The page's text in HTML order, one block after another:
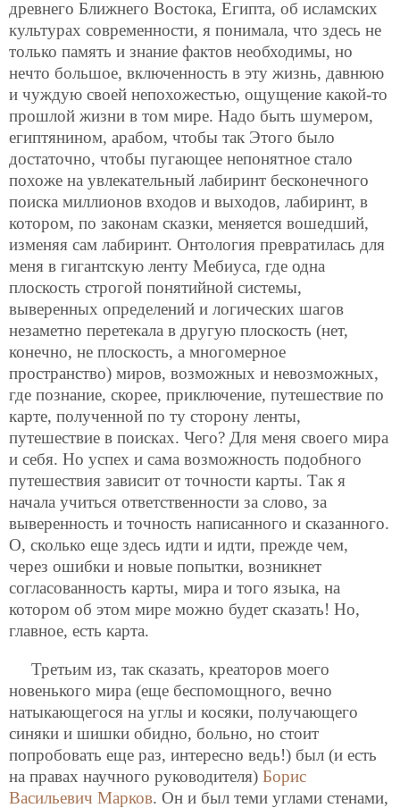
древнего Ближнего Востока, Египта, об исламских
культурах современности, я понимала, что здесь не
только память и знание фактов необходимы, но
нечто большое, включенность в эту жизнь, давнюю
и чуждую своей непохожестью, ощущение какой-то
прошлой жизни в том мире. Надо быть шумером,
египтянином, арабом, чтобы так Этого было
достаточно, чтобы пугающее непонятное стало
похоже на увлекательный лабиринт бесконечного
поиска миллионов входов и выходов, лабиринт, в
котором, по законам сказки, меняется вошедший,
изменяя сам лабиринт. Онтология превратилась для
меня в гигантскую ленту Мебиуса, где одна
плоскость строгой понятийной системы,
выверенных определений и логических шагов
незаметно перетекала в другую плоскость (нет,
конечно, не плоскость, а многомерное
пространство) миров, возможных и невозможных,
где познание, скорее, приключение, путешествие по
карте, полученной по ту сторону ленты,
путешествие в поисках. Чего? Для меня своего мира
и себя. Но успех и сама возможность подобного
путешествия зависит от точности карты. Так я
начала учиться ответственности за слово, за
выверенность и точность написанного и сказанного.
О, сколько еще здесь идти и идти, прежде чем,
через ошибки и новые попытки, возникнет
согласованность карты, мира и того языка, на
котором об этом мире можно будет сказать! Но,
главное, есть карта.
Третьим из, так сказать, креаторов моего
новенького мира (еще беспомощного, вечно
натыкающегося на углы и косяки, получающего
синяки и шишки обидно, больно, но стоит
попробовать еще раз, интересно ведь!) был (и есть
на правах научного руководителя) Борис
Васильевич Марков. Он и был теми углами стенами,